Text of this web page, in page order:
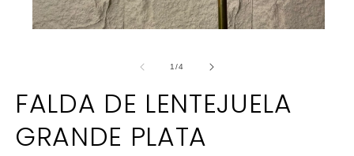
una
ventana
modal
1/de
4
FALDA DE LENTEJUELA
GRANDE PLATA